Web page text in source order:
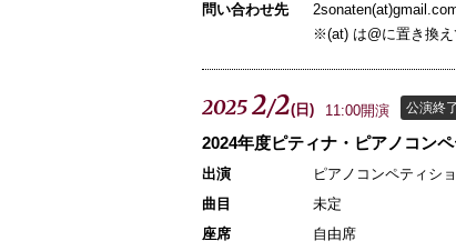
問い合わせ先
※(at) は@に置き換
20252/2( 日 ) 11:00開演 公演終了
2024年度ピティナ・ピアノコン
出演
ピアノコンペティシ
曲目
未定
座席
自由席